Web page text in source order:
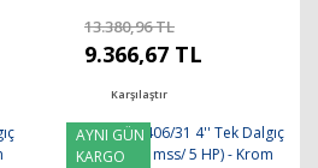
13.380,96 TL
9.366,67 TL
Karşılaştır
AYNI GÜN
KARGO